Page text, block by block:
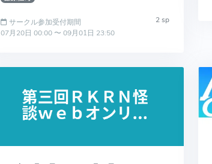
2 sp
サークル参加受付期間
07月20日 00:00 〜 09月01日 23:50